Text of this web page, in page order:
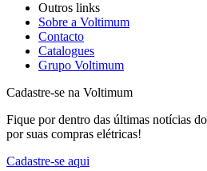
Outros links
Sobre a Voltimum
Contacto
Catalogues
Grupo Voltimum
Cadastre-se na Voltimum
Fique por dentro das últimas notícias
por suas compras elétricas!
Cadastre-se aqui